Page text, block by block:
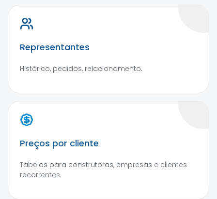
Representantes
Histórico, pedidos, relacionamento.
Preços por cliente
Tabelas para construtoras, empresas e clientes
recorrentes.